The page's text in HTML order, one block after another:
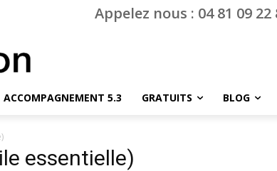
Appelez nous : 04 81 09 22
ACCOMPAGNEMENT 5.3 GRATUITS BLOG
essentielle)